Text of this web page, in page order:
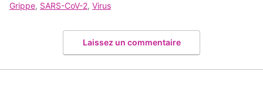
Grippe, SARS-CoV-2, Virus
Laissez un commentaire